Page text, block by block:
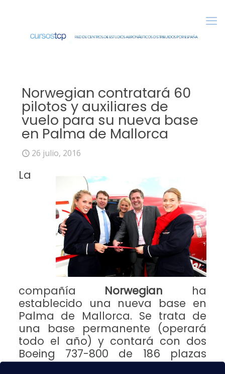
Norwegian contratará 60
pilotos y auxiliares de
vuelo para su nueva base
en Palma de Mallorca
26 julio, 2016
La
compañía Norwegian ha
establecido una nueva base en
Palma de Mallorca. Se trata de
una base permanente (operará
todo el año) y contará con dos
Boeing 737-800 de 186 plazas
cada uno.